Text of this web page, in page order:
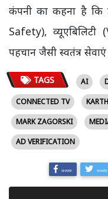
कंपनी का कहना है कि
Safety),
पहचान जैसी स्वतंत्र
TAGS AI
CONNECTED TV
MARK ZAGORSKI
AD VERIFICATION
SHARE SHARE